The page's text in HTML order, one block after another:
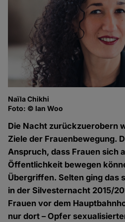
Naïla Chikhi
Foto: © Ian Woo
Die Nacht zurückzuerobern
Ziele der Frauenbewegung.
Anspruch, dass Frauen sich
Öffentlichkeit bewegen
Übergriffen. Selten ging das
in der Silvesternacht 2015/
Frauen vor dem
nur dort – Opfer